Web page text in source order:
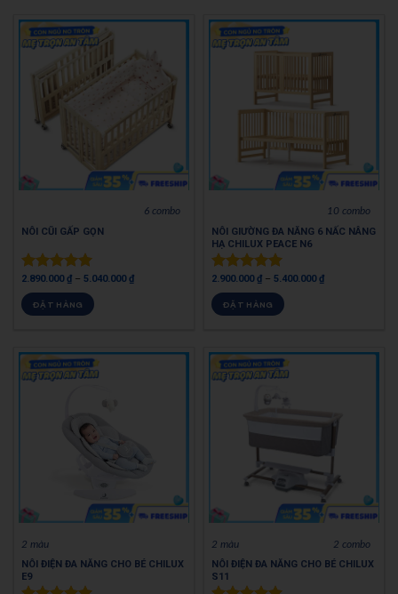
6 combo
NÔI CŨI GẤP GỌN
Được xếp
hạng5.00
5 sao
2.890.000₫ – 5.040.000₫
ĐẶT HÀNG
10 combo
NÔI GIƯỜNG ĐA NĂNG 6 NẤC NÂNG
HẠ CHILUX PEACE N6
Được xếp
hạng5.00
5 sao
2.900.000₫ – 5.400.000₫
ĐẶT HÀNG
2 màu
NÔI ĐIỆN ĐA NĂNG CHO BÉ CHILUX
E9
2 màu 2 combo
NÔI ĐIỆN ĐA NĂNG CHO BÉ CHILUX
S11